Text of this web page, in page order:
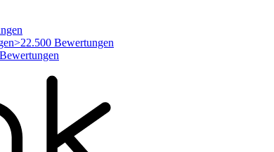
>22.500 Bewertungen